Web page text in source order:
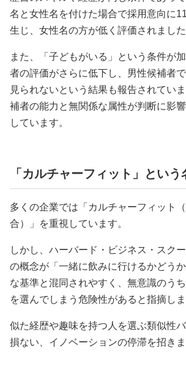
名と女性名を付けた場合で採用意向に
生じ、女性名の方が低く評価されました
また、「子どもがいる」という条件が
者の評価がさらに低下し、男性候補者
見られないという結果も報告されてい
補者の能力と無関係な属性が判断に影
しています。
「カルチャーフィット」という
多くの企業では「カルチャーフィット
合）」を重視しています。
しかし、ハーバード・ビジネス・スク
の概念が「一緒に飲みに行けるかどう
な基準と混同されやすく、無意識のう
を選んでしまう危険性があると指摘しま
似た経歴や趣味を持つ人を選ぶ類似性
損ない、イノベーションの停滞を招きま